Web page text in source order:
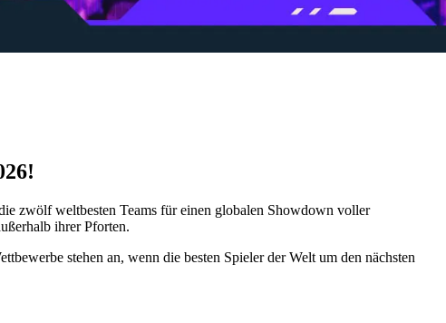
zwölf weltbesten Teams für einen globalen Showdown voller
ihrer Pforten.
stehen an, wenn die besten Spieler der Welt um den nächsten